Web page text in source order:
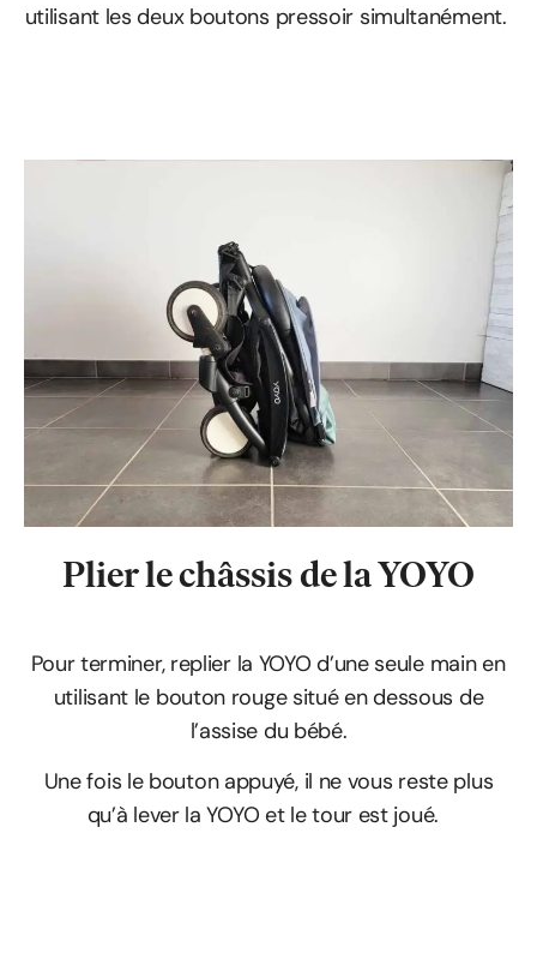
utilisant les deux boutons pressoir simultanément.
Plier le châssis de la YOYO
Pour terminer, replier la YOYO d’une seule main en
utilisant le bouton rouge situé en dessous de
l’assise du bébé.
Une fois le bouton appuyé, il ne vous reste plus
qu’à lever la YOYO et le tour est joué.